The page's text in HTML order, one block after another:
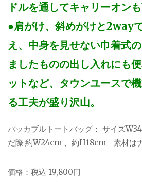
ドルを通してキャリーオンも
●肩がけ、斜めがけと2way
え、中身を見せない巾着式
ましたものの出し入れにも
ットなど、タウンユースで
る工夫が盛り沢山。
パッカブルトートバッグ： サイズ
だ際 約W24cm 、約H18cm 素材は
価格：税込 19,800円